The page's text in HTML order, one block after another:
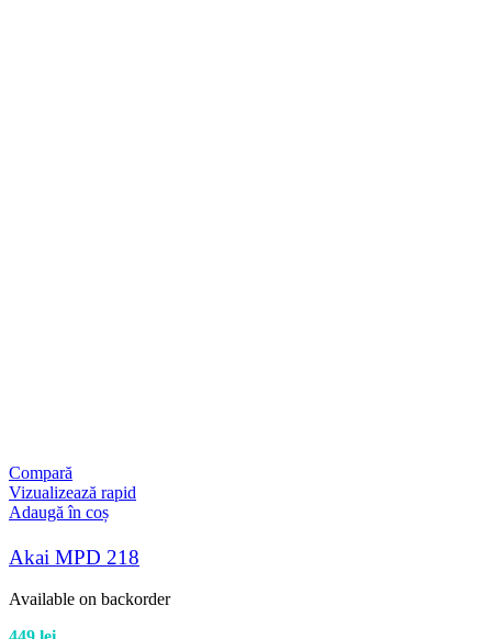
Compară
Vizualizează rapid
Adaugă în coș
Akai MPD 218
Available on backorder